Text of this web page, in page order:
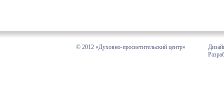
© 2012 «Духовно-просветительский центр»